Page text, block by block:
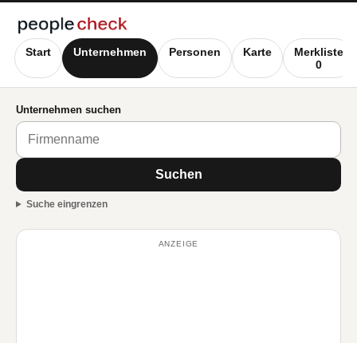
Start Unternehmen Personen Karte
Merkliste
0
Unternehmen suchen
Suchen
Suche eingrenzen
ANZEIGE